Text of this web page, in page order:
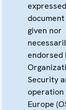
given nor
endorsed
Security
operation
Europe